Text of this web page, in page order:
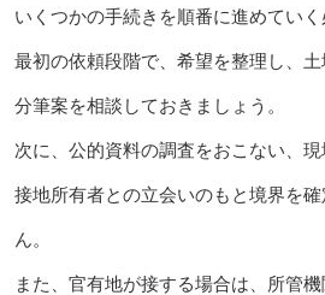
いくつかの手続きを順番に進めていく
最初の依頼段階で、希望を整理し、
分筆案を相談しておきましょう。
次に、公的資料の調査をおこない、
接地所有者との立会いのもと境界を
ん。
また、官有地が接する場合は、所管